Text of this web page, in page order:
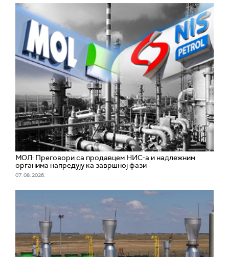
МОЛ: Преговори са продавцем НИС-а и надлежним
органима напредују ка завршној фази
07. 08. 2026.